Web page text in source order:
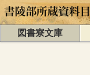
図書寮文庫